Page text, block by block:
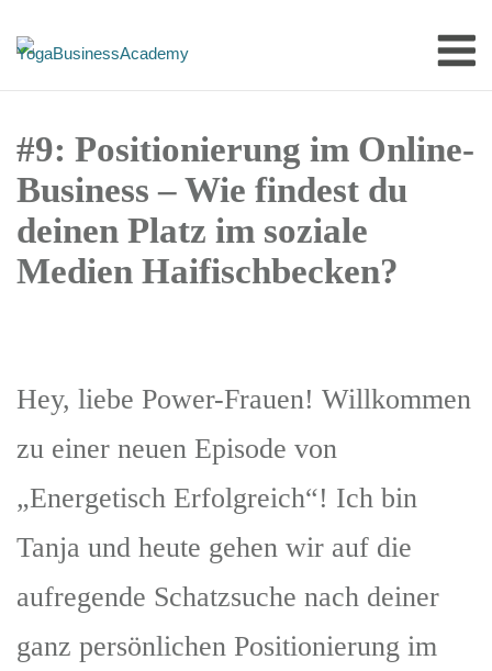
content
#9: Positionierung im Online-
Business – Wie findest du
deinen Platz im soziale
Medien Haifischbecken?
Hey, liebe Power-Frauen! Willkommen
zu einer neuen Episode von
„Energetisch Erfolgreich“! Ich bin
Tanja und heute gehen wir auf die
aufregende Schatzsuche nach deiner
ganz persönlichen Positionierung im